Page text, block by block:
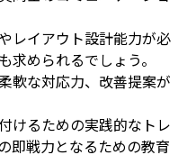
レイアウト設計能力が必
められるでしょう。
軟な対応力、改善提案が
けるための実践的なトレ
即戦力となるための教育